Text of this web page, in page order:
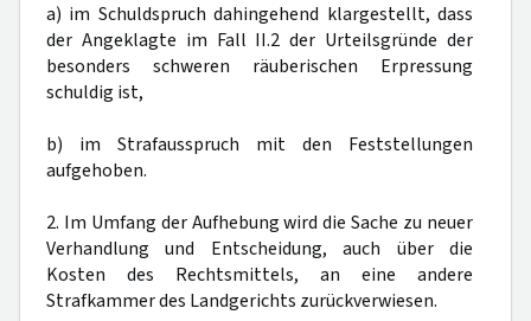
a) im Schuldspruch dahingehend klargestellt, dass
der Angeklagte im Fall II.2 der Urteilsgründe der
besonders schweren räuberischen Erpressung
schuldig ist,
b) im Strafausspruch mit den Feststellungen
aufgehoben.
2. Im Umfang der Aufhebung wird die Sache zu neuer
Verhandlung und Entscheidung, auch über die
Kosten des Rechtsmittels, an eine andere
Strafkammer des Landgerichts zurückverwiesen.